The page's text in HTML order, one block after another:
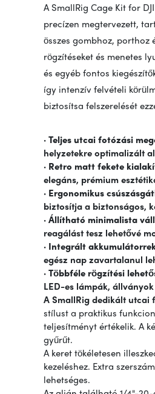
A SmallRig Cage Kit for
precízen megtervezett,
összes gombhoz, porthoz
rögzítéseket és menetes
és egyéb fontos
így intenzív felvételi
biztosítsa felszerelését
· Teljes utcai fotózási
helyzetekre optimalizált
· Retro matt fekete
elegáns, prémium
· Ergonomikus
biztosítja a biztonságos,
· Állítható minimalista
reagálást tesz lehetővé
· Integrált
egész nap zavartalanul
· Többféle rögzítési
LED-es lámpák,
A SmallRig dedikált utcai
stílust a praktikus
teljesítményt értékelik. A
gyűrűt.
A keret tökéletesen
kezeléshez. Extra
lehetséges.